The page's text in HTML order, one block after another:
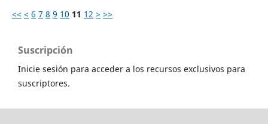
<< < 6 7 8 9 10 11 12 > >>
Suscripción
Inicie sesión para acceder a los recursos exclusivos para
suscriptores.